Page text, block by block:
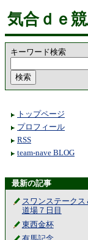
気合ｄｅ
キーワード検索
トップページ
プロフィール
RSS
team-nave BLOG
最新の記事
スワンステークス
道場７日目
東西金杯